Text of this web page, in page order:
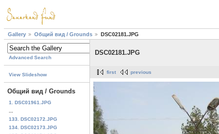
Gallery Общий вид / Grounds DSC02181.JPG
Advanced Search
View Slideshow
Общий вид / Grounds
1. DSC01961.JPG
133. DSC02172.JPG
134. DSC02173.JPG
DSC02181.JPG
first previous